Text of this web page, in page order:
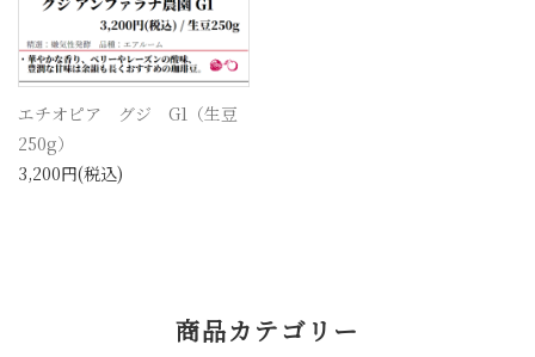
エチオピア グジ G1（生豆
250g）
3,200円(税込)
商品カテゴリー